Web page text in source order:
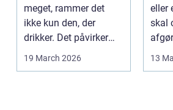
meget, rammer det
ikke kun den, der
drikker. Det påvirker
også familie, arbej...
19 March 2026
eller
skal
13